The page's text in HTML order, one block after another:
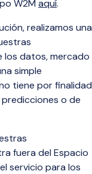
W2M aquí.
realizamos una
los datos, mercado
simple
tiene por finalidad
o de
fuera del Espacio
servicio para los